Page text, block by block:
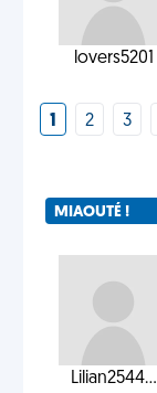
lovers5201
1 2 3
MIAOUTÉ !
Lilian2544...